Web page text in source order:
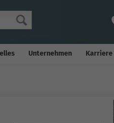
Unternehmen Karriere